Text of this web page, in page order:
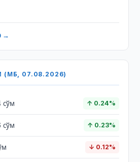
→
(МБ, 07.08.2026)
сўм ↑ 0.24%
сўм ↑ 0.23%
↓ 0.12%